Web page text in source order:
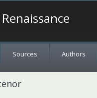
Sources Authors